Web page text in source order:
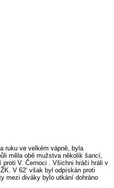
ruku ve velkém vápně, byla
měla obě mužstva několik šancí,
V. Černoci . Všichni hráči hráli v
V 62‘ však byl odpískán proti
mezi diváky bylo utkání dohráno